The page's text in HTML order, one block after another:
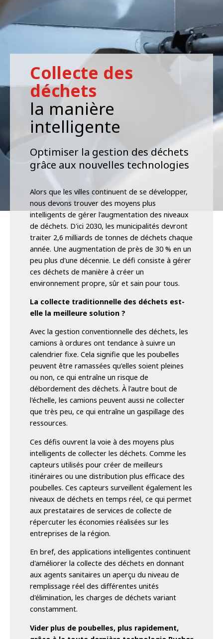
Collecte des
déchets
la manière
intelligente
Optimiser la gestion des déchets
grâce aux nouvelles technologies
Alors que les villes continuent de se développer,
nous devons trouver des moyens plus
intelligents de gérer l'augmentation des niveaux
de déchets. D'ici 2030, les municipalités devront
traiter 2,6 milliards de tonnes de déchets chaque
année. Une augmentation de près de 30 % en un
peu plus d'une décennie. Le défi consiste à gérer
ces déchets de manière à créer un
environnement propre, sûr et sain pour tous.
La collecte traditionnelle des déchets est-
elle la meilleure solution ?
Avec la gestion conventionnelle des déchets, les
camions à ordures ont tendance à suivre un
calendrier fixe. Cela signifie que les poubelles
peuvent être ramassées qu'elles soient pleines
ou non, ce qui entraîne un risque de
débordement des déchets. À l'autre bout de
l'échelle, les camions peuvent aussi ne collecter
que très peu, ce qui entraîne un gaspillage des
ressources.
Ces défis ouvrent la voie à des moyens plus
intelligents de collecter les déchets. Comme les
capteurs utilisés pour créer de meilleurs
itinéraires ou une distribution plus efficace des
poubelles. Ces capteurs surveillent également les
niveaux de déchets en temps réel, ce qui permet
aux prestataires de services de collecte de
répercuter les économies réalisées sur les
entreprises de la région.
En bref, des applications intelligentes continuent
d'améliorer la collecte des déchets en donnant
aux agents sanitaires un aperçu du niveau de
remplissage réel des différentes unités
d'élimination, les charges de déchets variant
constamment.
Vider plus de poubelles, plus rapidement,